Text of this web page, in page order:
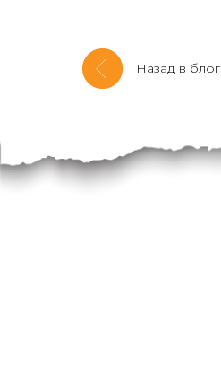
Назад в блог